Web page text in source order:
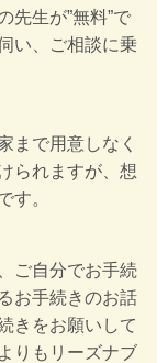
先生が”無料”で
い、ご相談に乗
まで用意しなく
られますが、想
す。
ご自分でお手続
お手続きのお話
きをお願いして
りもリーズナブ